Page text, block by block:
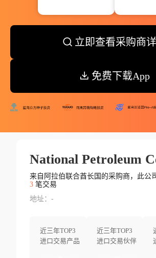
立即查看采购商
免费下载App
来自阿拉伯联合酋长国的采购商，此公
3笔交易
地址：-
近三年TOP3
进口交易产品
近三年TOP3
进口交易伙伴